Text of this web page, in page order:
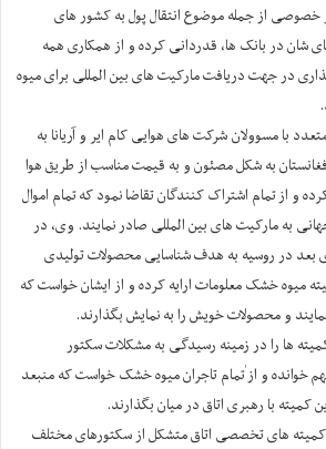
از جمله موضوع انتقال پول به کشور های
شان در بانک ها، قدردانی کرده و از همکاری همه
در جهت دریافت مارکیت های بین المللی برای میوه
با مسوولان شرکت های هوایی کام ایر و آریانا به
به شکل مصئون و به قیمت مناسب از طریق هوا
و از تمام اشتراک کنندگان تقاضا نمود که تمام اموال
به مارکیت های بین المللی صادر نمایند. وی، در
بعد در روسیه به هدف شناسایی محصولات تولیدی
میوه خشک معلومات ارایه کرده و از ایشان خواست که
و محصولات خویش را به نمایش بگذارند.
ها را در زمینه رسیدگی به مشکلات سکتور
و از ٰتمام تاجران میوه خشک خواست که منبعد
کمیته با رهبری اتاق در میان بگذارند.
کمیته های تخصصی اتاق متشکل از سکتورهای مختلف